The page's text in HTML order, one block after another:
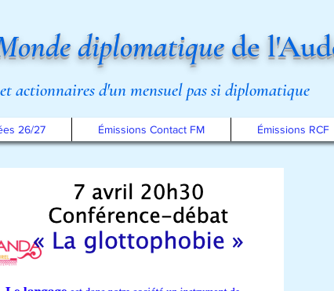
diplomatiquede
actionnaires d'un mensuel pas si diplomatique
26/27 Émissions Contact FM Émissions RCF